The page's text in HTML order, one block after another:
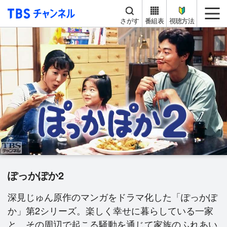
TBS チャンネル
さがす 番組表 視聴方法
ぽっかぽか2
深見じゅん原作のマンガをドラマ化した「ぽっかぽ
か」第2シリーズ。楽しく幸せに暮らしている一家
と、その周辺で起こる騒動を通じて家族のふれあい